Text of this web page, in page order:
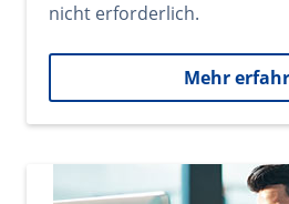
nicht erforderlich.
Mehr